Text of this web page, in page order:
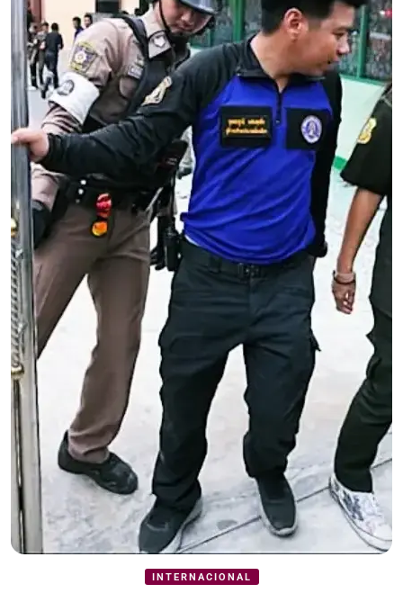
INTERNACIONAL